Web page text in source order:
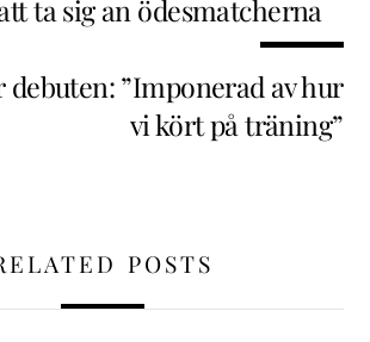
ta sig an ödesmatcherna
debuten: ”Imponerad av hur
vi kört på träning”
POSTS